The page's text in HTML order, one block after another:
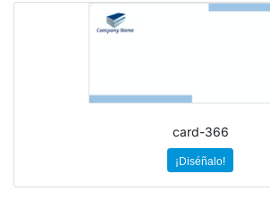
card-366
¡Diséñalo!